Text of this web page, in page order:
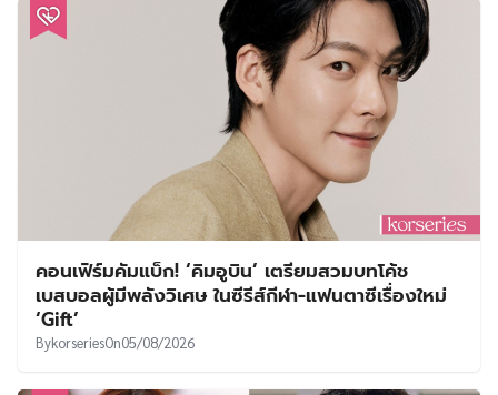
คอนเฟิร์มคัมแบ็ก! ‘คิมอูบิน’ เตรียมสวมบทโค้ช
เบสบอลผู้มีพลังวิเศษ ในซีรีส์กีฬา-แฟนตาซีเรื่องใหม่
‘Gift’
BykorseriesOn05/08/2026